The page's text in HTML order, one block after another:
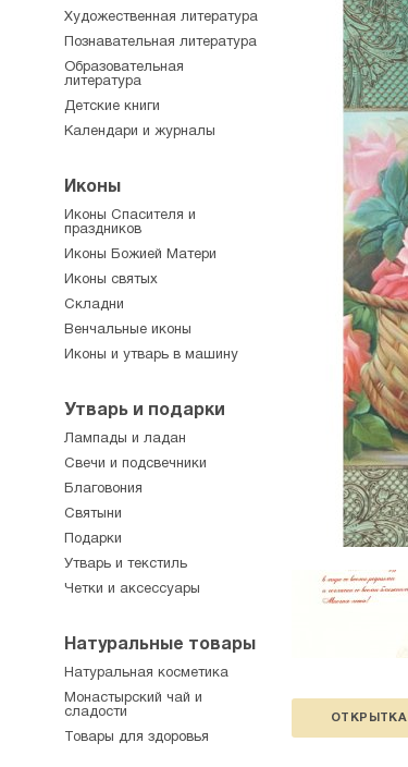
ОТКРЫТКА
Художественная литература
Познавательная литература
Образовательная
литература
Детские книги
Календари и журналы
Иконы
Иконы Спасителя и
праздников
Иконы Божией Матери
Иконы святых
Складни
Венчальные иконы
Иконы и утварь в машину
Утварь и подарки
Лампады и ладан
Свечи и подсвечники
Благовония
Святыни
Подарки
Утварь и текстиль
Четки и аксессуары
Натуральные товары
Натуральная косметика
Монастырский чай и
сладости
Товары для здоровья